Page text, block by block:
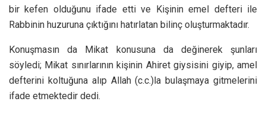
bir kefen olduğunu ifade etti ve Kişinin emel defteri ile
Rabbinin huzuruna çıktığını hatırlatan bilinç oluşturmaktadır.
Konuşmasın da Mikat konusuna da değinerek şunları
söyledi; Mikat sınırlarının kişinin Ahiret giysisini giyip, amel
defterini koltuğuna alıp Allah (c.c.)la bulaşmaya gitmelerini
ifade etmektedir dedi.